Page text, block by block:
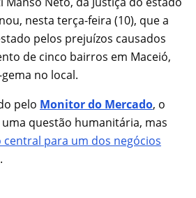
nesta terça-feira (10), que a
pelos prejuízos causados
de cinco bairros em Maceió,
no local.
pelo Monitor do Mercado, o
questão humanitária, mas
central para um dos negócios
.